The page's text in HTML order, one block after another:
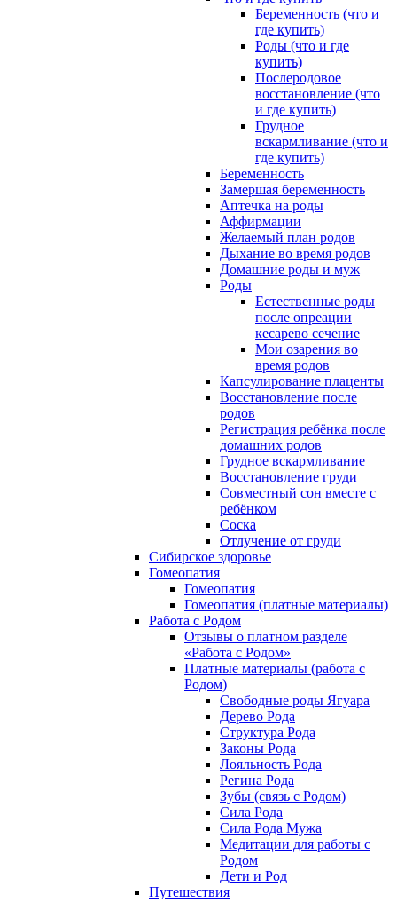
Беременность (что и
где купить)
Роды (что и где
купить)
Послеродовое
восстановление (что
и где купить)
Грудное
вскармливание (что и
где купить)
Беременность
Замершая беременность
Аптечка на роды
Аффирмации
Желаемый план родов
Дыхание во время родов
Домашние роды и муж
Роды
Естественные роды
после опреации
кесарево сечение
Мои озарения во
время родов
Капсулирование плаценты
Восстановление после
родов
Регистрация ребёнка после
домашних родов
Грудное вскармливание
Восстановление груди
Совместный сон вместе с
ребёнком
Соска
Отлучение от груди
Сибирское здоровье
Гомеопатия
Гомеопатия
Гомеопатия (платные материалы)
Работа с Родом
Отзывы о платном разделе
«Работа с Родом»
Платные материалы (работа с
Родом)
Свободные роды Ягуара
Дерево Рода
Структура Рода
Законы Рода
Лояльность Рода
Регина Рода
Зубы (связь с Родом)
Сила Рода
Сила Рода Мужа
Медитации для работы с
Родом
Дети и Род
Путешествия